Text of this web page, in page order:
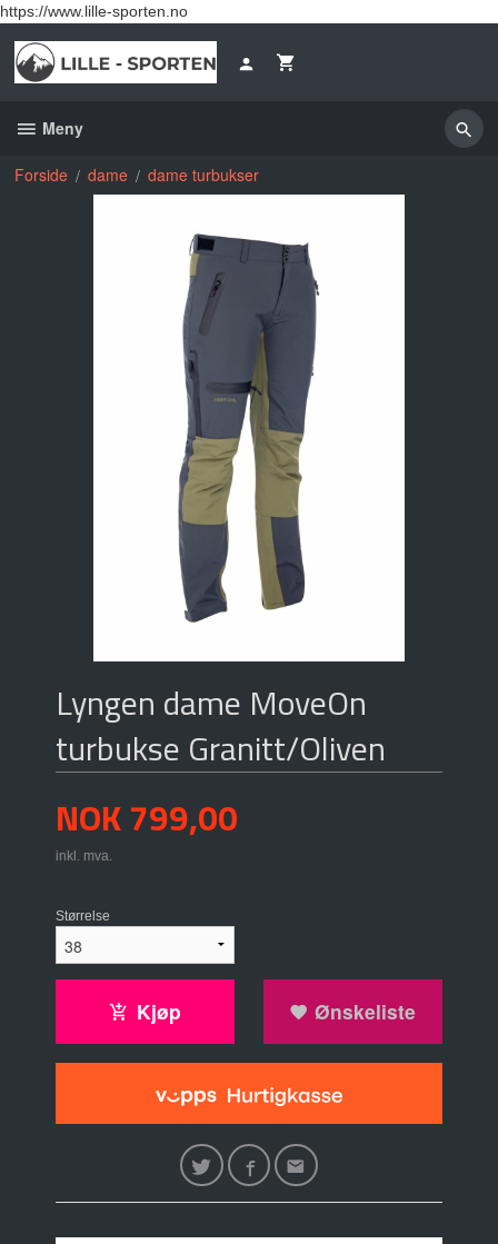
https://www.lille-sporten.noGå
innholdet
Meny
Forside dame dame turbukser
Lyngen dame MoveOn
turbukse Granitt/Oliven
Pris
NOK799,00
inkl. mva.
Størrelse
Kjøp Ønskeliste